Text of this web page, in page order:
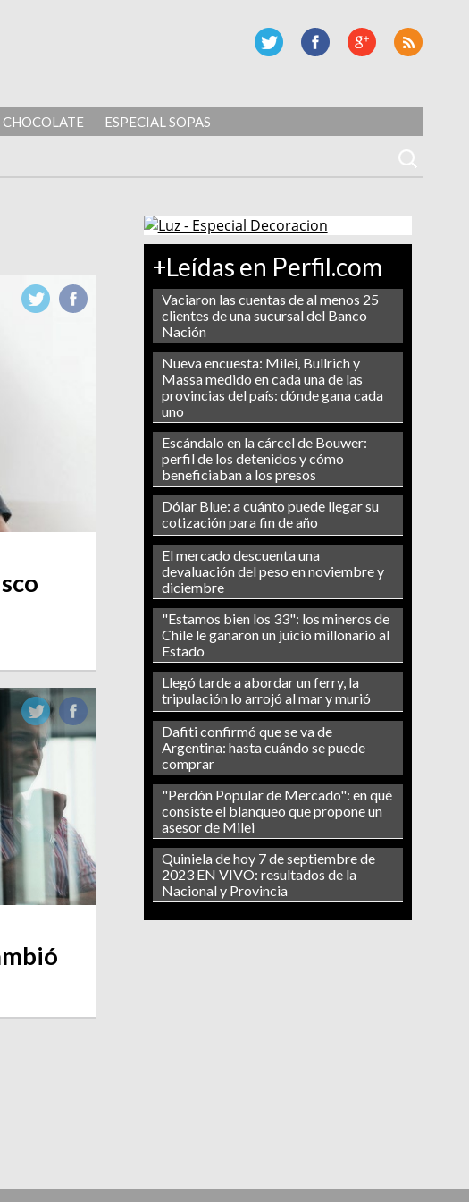
CHOCOLATE ESPECIAL SOPAS
+Leídas en Perfil.com
Vaciaron las cuentas de al menos 25
clientes de una sucursal del Banco
Nación
Nueva encuesta: Milei, Bullrich y
Massa medido en cada una de las
provincias del país: dónde gana cada
uno
Escándalo en la cárcel de Bouwer:
perfil de los detenidos y cómo
beneficiaban a los presos
Dólar Blue: a cuánto puede llegar su
cotización para fin de año
El mercado descuenta una
devaluación del peso en noviembre y
diciembre
"Estamos bien los 33": los mineros de
Chile le ganaron un juicio millonario al
Estado
Llegó tarde a abordar un ferry, la
tripulación lo arrojó al mar y murió
Dafiti confirmó que se va de
Argentina: hasta cuándo se puede
comprar
"Perdón Popular de Mercado": en qué
consiste el blanqueo que propone un
asesor de Milei
Quiniela de hoy 7 de septiembre de
2023 EN VIVO: resultados de la
Nacional y Provincia